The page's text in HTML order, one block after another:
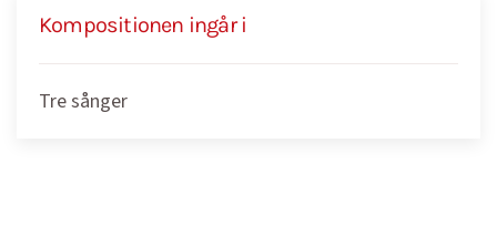
Kompositionen ingår i
Tre sånger